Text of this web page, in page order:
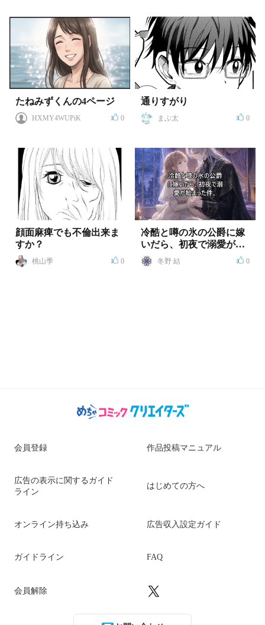
たねみずくんの4ページ
HXMY4WUPiK 0
通りすがり
まぶ太 0
顔面麻痺でも不倫出来ま
すか？
桃山季 0
冷酷と噂の氷の公爵に嫁
いだら、初夜で溺愛が始
まった件
冬野 結 0
会員登録 作品投稿マニュアル
広告の表示に関するガイド
ライン
はじめての方へ
オンライン持ち込み 広告収入設定ガイド
ガイドライン FAQ
会員解除